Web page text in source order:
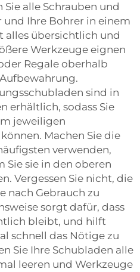
alle Schrauben und
Ihre Bohrer in einem
alles übersichtlich und
Werkzeuge eignen
Regale oberhalb
sind in
erhältlich, sodass Sie
jeweiligen
Machen Sie die
verwenden,
sie in den oberen
Vergessen Sie nicht, die
nach Gebrauch zu
sorgt dafür, dass
bleibt, und hilft
schnell das Nötige zu
Sie Ihre Schubladen alle
leeren und Werkzeuge